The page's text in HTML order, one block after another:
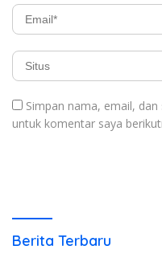
Simpan nama, email,
untuk komentar saya
Berita Terbaru